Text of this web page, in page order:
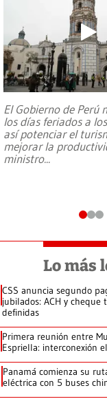
El Gobierno de Perú
los días feriados a
así potenciar el
mejorar la
ministro...
Lo más
CSS anuncia segundo
jubilados: ACH y cheque
definidas
Primera reunión entre
Espriella: interconexión
Panamá comienza su
eléctrica con 5 buses